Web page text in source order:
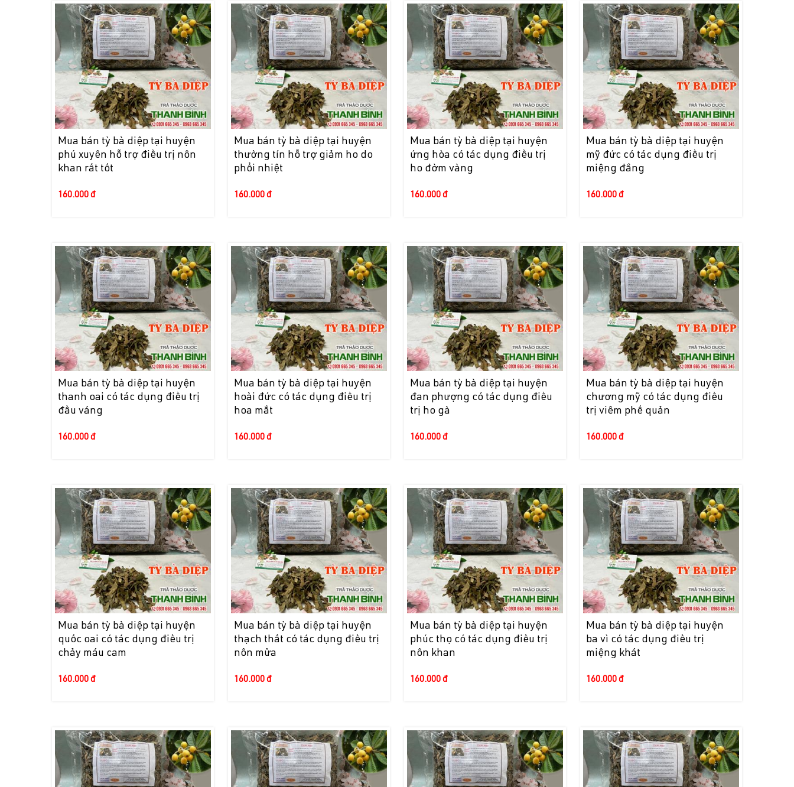
Mua bán tỳ bà diệp tại huyện
phú xuyên hỗ trợ điều trị nôn
khan rất tốt
160.000 đ
Mua bán tỳ bà diệp tại huyện
thường tín hỗ trợ giảm ho do
phổi nhiệt
160.000 đ
Mua bán tỳ bà diệp tại huyện
ứng hòa có tác dụng điều trị
ho đờm vàng
160.000 đ
Mua bán tỳ bà diệp tại huyện
mỹ đức có tác dụng điều trị
miệng đắng
160.000 đ
Mua bán tỳ bà diệp tại huyện
thanh oai có tác dụng điều trị
đầu váng
160.000 đ
Mua bán tỳ bà diệp tại huyện
hoài đức có tác dụng điều trị
hoa mắt
160.000 đ
Mua bán tỳ bà diệp tại huyện
đan phượng có tác dụng điều
trị ho gà
160.000 đ
Mua bán tỳ bà diệp tại huyện
chương mỹ có tác dụng điều
trị viêm phế quản
160.000 đ
Mua bán tỳ bà diệp tại huyện
quốc oai có tác dụng điều trị
chảy máu cam
160.000 đ
Mua bán tỳ bà diệp tại huyện
thạch thất có tác dụng điều trị
nôn mửa
160.000 đ
Mua bán tỳ bà diệp tại huyện
phúc thọ có tác dụng điều trị
nôn khan
160.000 đ
Mua bán tỳ bà diệp tại huyện
ba vì có tác dụng điều trị
miệng khát
160.000 đ